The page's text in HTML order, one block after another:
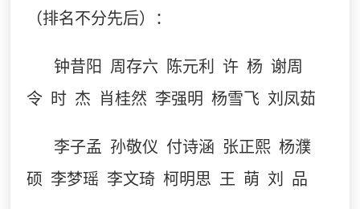
（排名不分先后）：
钟昔阳 周存六 陈元利 许 杨 谢周
令 时 杰 肖桂然 李强明 杨雪飞 刘凤茹
李子孟 孙敬仪 付诗涵 张正熙 杨濮
硕 李梦瑶 李文琦 柯明思 王 萌 刘 品